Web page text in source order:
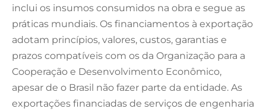
inclui os insumos consumidos na obra e segue as
práticas mundiais. Os financiamentos à exportação
adotam princípios, valores, custos, garantias e
prazos compatíveis com os da Organização para a
Cooperação e Desenvolvimento Econômico,
apesar de o Brasil não fazer parte da entidade. As
exportações financiadas de serviços de engenharia